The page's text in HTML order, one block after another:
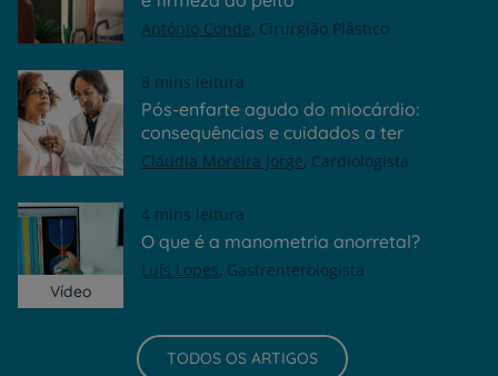
António Conde Cirurgião Plástico
8 mins leitura
Pós-enfarte agudo do miocárdio:
consequências e cuidados a ter
Cláudia Moreira Jorge Cardiologista
Vídeo
4 mins leitura
O que é a manometria anorretal?
Luís Lopes Gastrenterologista
TODOS OS ARTIGOS